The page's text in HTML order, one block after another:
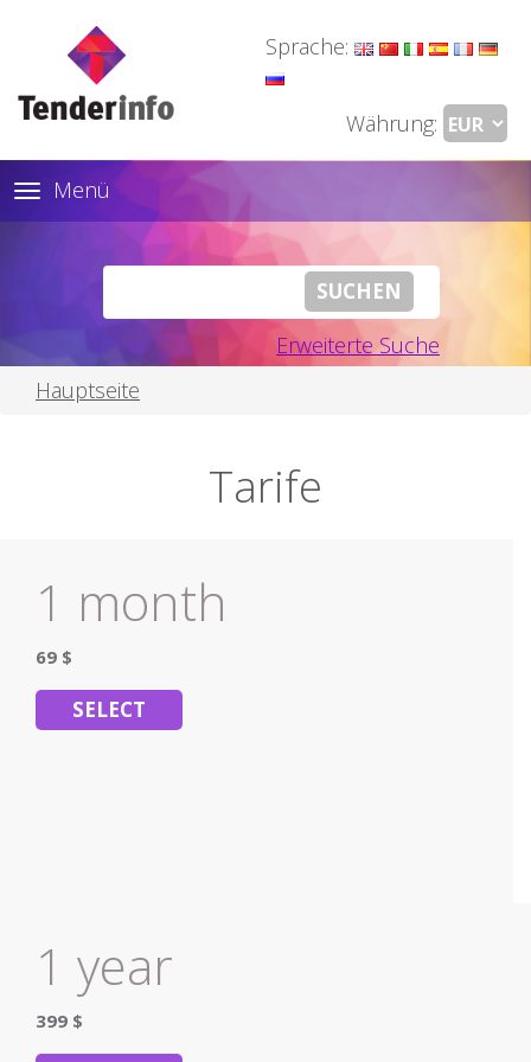
Sprache:
Währung:
Toggle
navigation
Menü
Erweiterte Suche
Hauptseite
Tarife
1 month
69 $
SELECT
1 year
399 $